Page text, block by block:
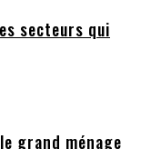
secteurs qui
grand ménage